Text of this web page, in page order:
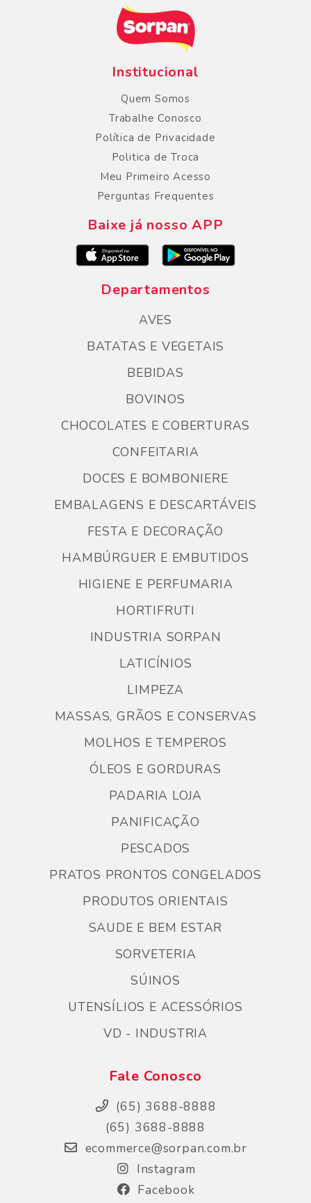
Institucional
Quem Somos
Trabalhe Conosco
Política de Privacidade
Politica de Troca
Meu Primeiro Acesso
Perguntas Frequentes
Baixe já nosso APP
Departamentos
AVES
BATATAS E VEGETAIS
BEBIDAS
BOVINOS
CHOCOLATES E COBERTURAS
CONFEITARIA
DOCES E BOMBONIERE
EMBALAGENS E DESCARTÁVEIS
FESTA E DECORAÇÃO
HAMBÚRGUER E EMBUTIDOS
HIGIENE E PERFUMARIA
HORTIFRUTI
INDUSTRIA SORPAN
LATICÍNIOS
LIMPEZA
MASSAS, GRÃOS E CONSERVAS
MOLHOS E TEMPEROS
ÓLEOS E GORDURAS
PADARIA LOJA
PANIFICAÇÃO
PESCADOS
PRATOS PRONTOS CONGELADOS
PRODUTOS ORIENTAIS
SAUDE E BEM ESTAR
SORVETERIA
SÚINOS
UTENSÍLIOS E ACESSÓRIOS
VD - INDUSTRIA
Fale Conosco
(65) 3688-8888
(65) 3688-8888
ecommerce@sorpan.com.br
Instagram
Facebook